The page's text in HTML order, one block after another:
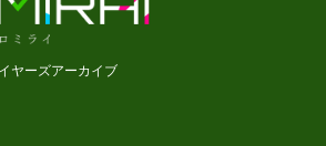
ヤーズアーカイブ